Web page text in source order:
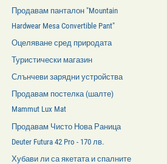
Продавам панталон "Mountain
Hardwear Mesa Convertible Pant"
Оцеляване сред природата
Туристически магазин
Слънчеви зарядни устройства
Продавам постелка (шалте)
Mammut Lux Mat
Продавам Чисто Нова Раница
Deuter Futura 42 Pro - 170 лв.
Хубави ли са якетата и спалните